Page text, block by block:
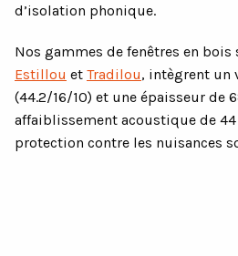
d’isolation phonique.
Nos gammes de fenêtres en bois
Estillou et Tradilou, intègrent un
(44.2/16/10) et une épaisseur de
affaiblissement acoustique de
protection contre les nuisances